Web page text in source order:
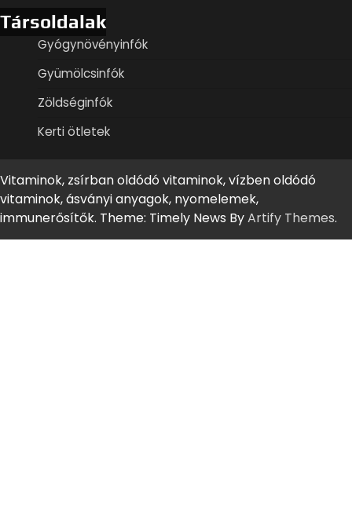
Társoldalak
Gyógynövényinfók
Gyümölcsinfók
Zöldséginfók
Kerti ötletek
Vitaminok, zsírban oldódó vitaminok, vízben oldódó
vitaminok, ásványi anyagok, nyomelemek,
immunerősítők. Theme: Timely News ByArtify Themes.